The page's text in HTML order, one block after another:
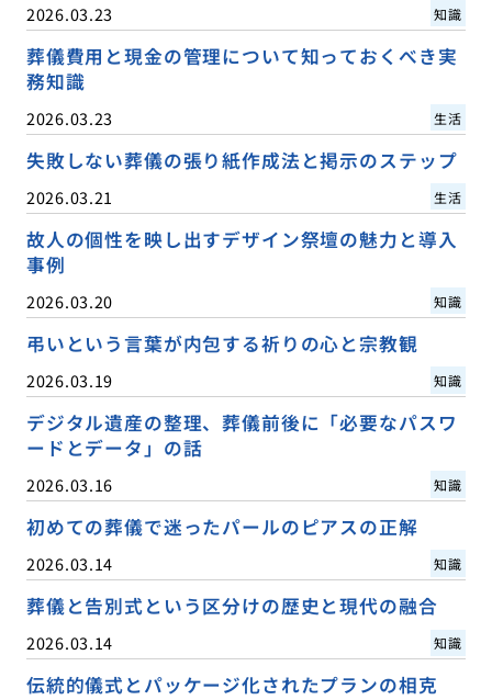
2026.03.23 知識
葬儀費用と現金の管理について知っておくべき実
務知識
2026.03.23 生活
失敗しない葬儀の張り紙作成法と掲示のステップ
2026.03.21 生活
故人の個性を映し出すデザイン祭壇の魅力と導入
事例
2026.03.20 知識
弔いという言葉が内包する祈りの心と宗教観
2026.03.19 知識
デジタル遺産の整理、葬儀前後に「必要なパスワ
ードとデータ」の話
2026.03.16 知識
初めての葬儀で迷ったパールのピアスの正解
2026.03.14 知識
葬儀と告別式という区分けの歴史と現代の融合
2026.03.14 知識
伝統的儀式とパッケージ化されたプランの相克